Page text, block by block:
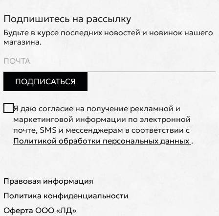
Подпишитесь на рассылку
Будьте в курсе последних новостей и новинок нашего
магазина.
ПОДПИСАТЬСЯ
Я даю согласие на получение рекламной и
маркетинговой информации по электронной
почте, SMS и мессенджерам в соответствии с
Политикой обработки персональных данных .
Правовая информация
Политика конфиденциальности
Оферта ООО «ЛД»